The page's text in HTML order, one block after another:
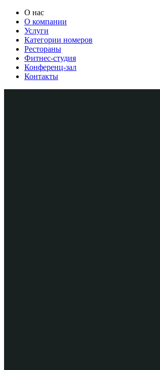
О нас
О компании
Услуги
Категории номеров
Рестораны
Фитнес-студия
Конференц-зал
Контакты